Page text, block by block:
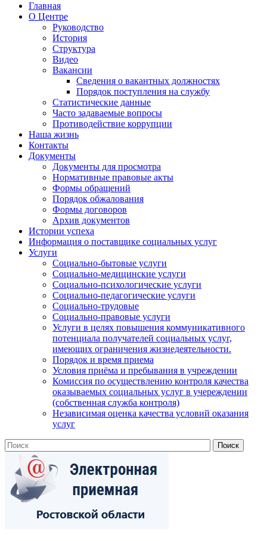
Главная
О Центре
Руководство
История
Структура
Видео
Вакансии
Сведения о вакантных должностях
Порядок поступления на службу
Статистические данные
Часто задаваемые вопросы
Противодействие коррупции
Наша жизнь
Контакты
Документы
Документы для просмотра
Нормативные правовые акты
Формы обращений
Порядок обжалования
Формы договоров
Архив документов
Истории успеха
Информация о поставщике социальных услуг
Услуги
Социально-бытовые услуги
Социально-медицинские услуги
Социально-психологические услуги
Социально-педагогические услуги
Социально-трудовые
Социально-правовые услуги
Услуги в целях повышения коммуникативного
потенциала получателей социальных услуг,
имеющих ограничения жизнедеятельности.
Порядок и время приема
Условия приёма и пребывания в учреждении
Комиссия по осуществлению контроля качества
оказываемых социальных услуг в учереждении
(собственная служба контроля)
Независимая оценка качества условий оказания
услуг